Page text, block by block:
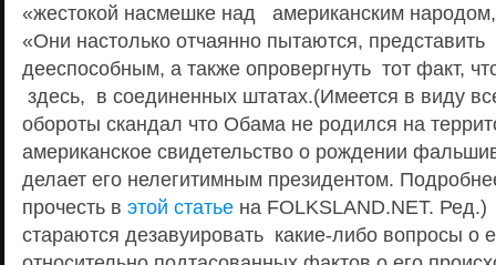
«жестокой насмешке над американским народом,
«Они настолько отчаянно пытаются,
дееспособным, а также опровергнуть тот факт,
здесь, в соединенных штатах.(Имеется в виду
обороты скандал что Обама не родился на
американское свидетельство о рождении
делает его нелегитимным президентом.
прочесть в этой статье на FOLKSLAND.NET.
стараются дезавуировать какие-либо вопросы о